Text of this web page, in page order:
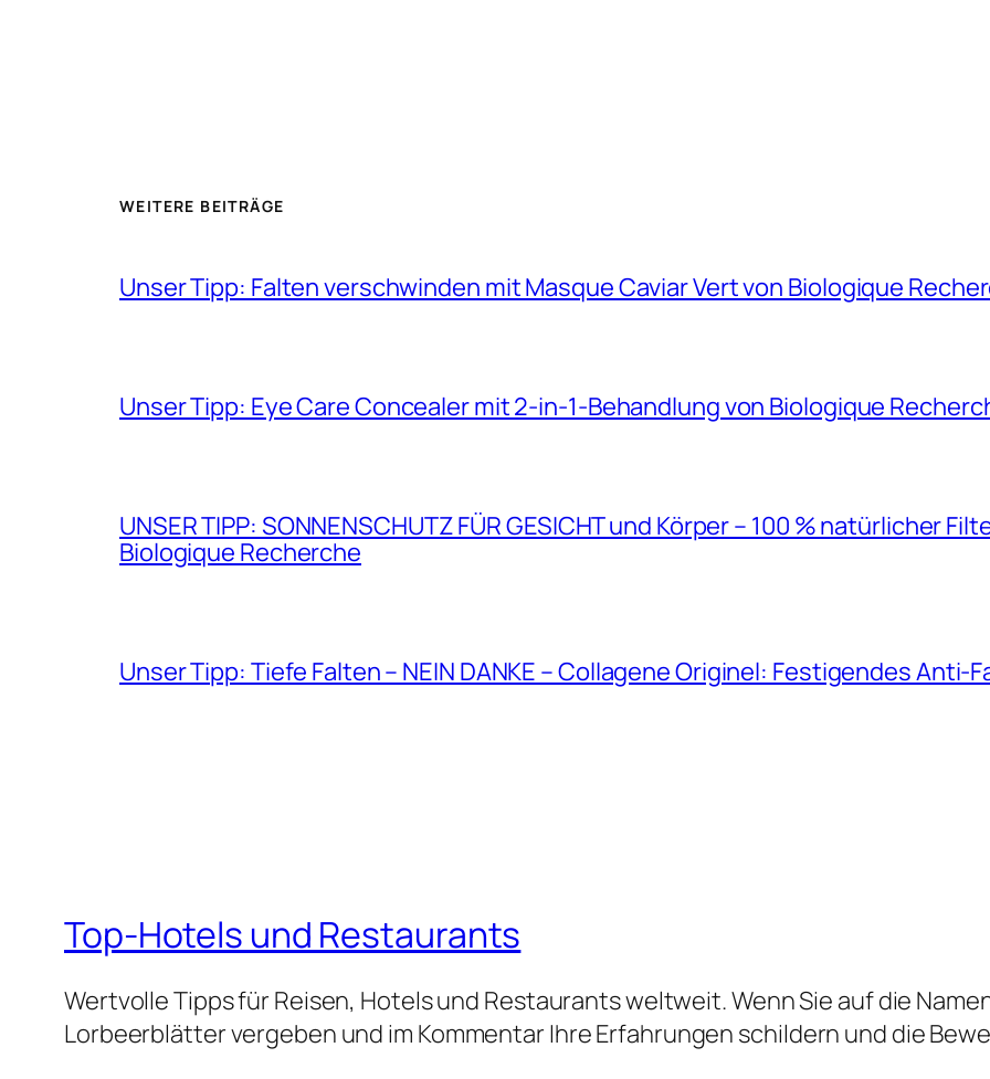
WEITERE BEITRÄGE
Unser Tipp: Falten verschwinden mit Masque Caviar Vert von Biologique
Unser Tipp: Eye Care Concealer mit 2-in-1-Behandlung von Biologique
UNSER TIPP: SONNENSCHUTZ FÜR GESICHT und Körper – 100 % natürlicher
Biologique Recherche
Unser Tipp: Tiefe Falten – NEIN DANKE – Collagene Originel: Festigendes Anti-
Top-Hotels und Restaurants
Wertvolle Tipps für Reisen, Hotels und Restaurants weltweit. Wenn Sie auf die
Lorbeerblätter vergeben und im Kommentar Ihre Erfahrungen schildern und die